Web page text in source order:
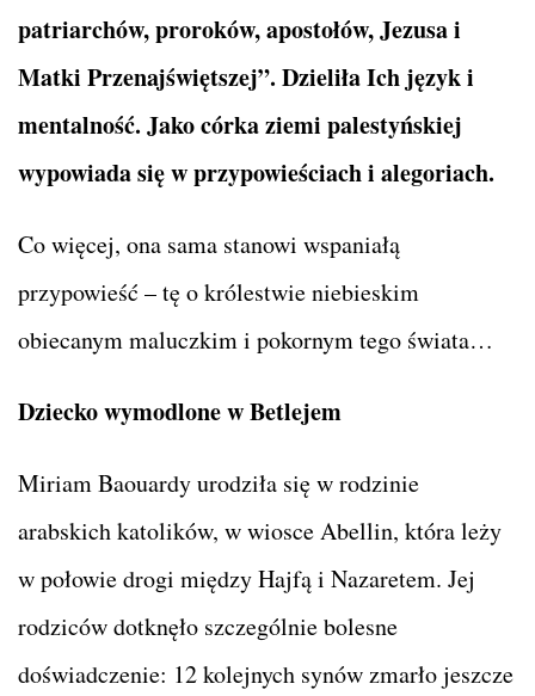
patriarchów, proroków, apostołów, Jezusa i
Matki Przenajświętszej”. Dzieliła Ich język i
mentalność. Jako córka ziemi palestyńskiej
wypowiada się w przypowieściach i alegoriach.
Co więcej, ona sama stanowi wspaniałą
przypowieść – tę o królestwie niebieskim
obiecanym maluczkim i pokornym tego świata…
Dziecko wymodlone w Betlejem
Miriam Baouardy urodziła się w rodzinie
arabskich katolików, w wiosce Abellin, która leży
w połowie drogi między Hajfą i Nazaretem. Jej
rodziców dotknęło szczególnie bolesne
doświadczenie: 12 kolejnych synów zmarło jeszcze